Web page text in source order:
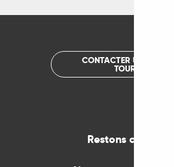
CONTACTER UN OFFICE
TOURISME
Restons connectés